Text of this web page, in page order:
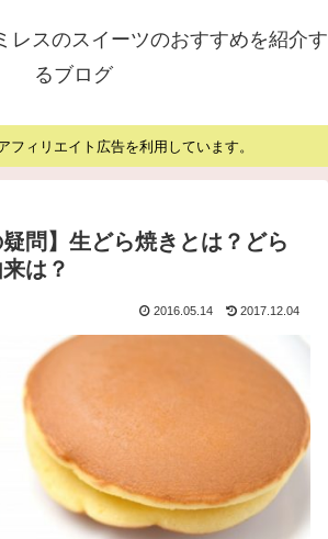
レスのスイーツのおすすめを紹介す
るブログ
フィリエイト広告を利用しています。
疑問】生どら焼きとは？どら
は？
2016.05.14 2017.12.04